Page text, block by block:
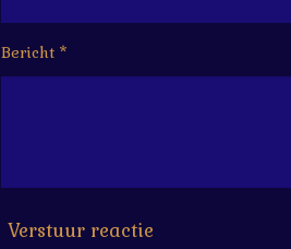
6
6
6
7
Bericht *
Verstuur reactie